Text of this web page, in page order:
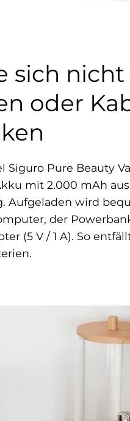
sich nicht
oder
Siguro Pure Beauty
mit 2.000 mAh
Aufgeladen wird
der
(5 V / 1 A). So